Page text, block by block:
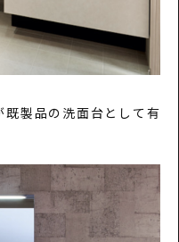
製品の洗面台として有